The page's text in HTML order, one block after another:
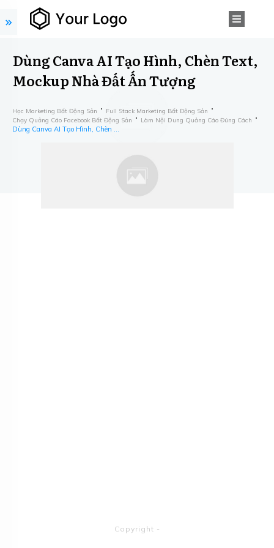
Dùng Canva AI Tạo Hình, Chèn Text,
Mockup Nhà Đất Ấn Tượng
Học Marketing Bất Động Sản
Full Stack Marketing Bất Động Sản
Chạy Quảng Cáo Facebook Bất Động Sản
Làm Nội Dung Quảng Cáo Đúng Cách
Copyright -